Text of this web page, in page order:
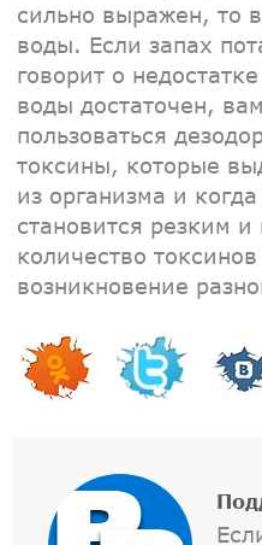
сильно выражен, то
воды. Если запах
говорит о
воды достаточен,
пользоваться
токсины, которые
из организма и
становится резким
количество
возникновение